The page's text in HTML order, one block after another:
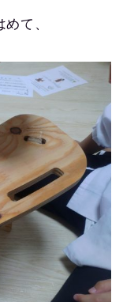
て、